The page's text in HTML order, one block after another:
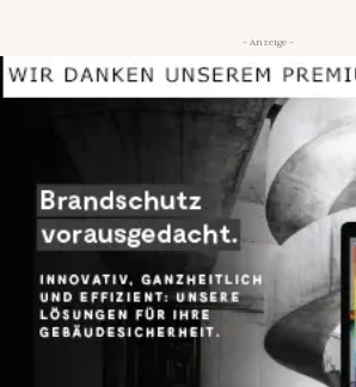
- Anzeige -